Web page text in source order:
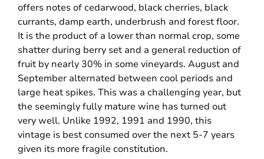
offers notes of cedarwood, black cherries, black
currants, damp earth, underbrush and forest floor.
It is the product of a lower than normal crop, some
shatter during berry set and a general reduction of
fruit by nearly 30% in some vineyards. August and
September alternated between cool periods and
large heat spikes. This was a challenging year, but
the seemingly fully mature wine has turned out
very well. Unlike 1992, 1991 and 1990, this
vintage is best consumed over the next 5-7 years
given its more fragile constitution.